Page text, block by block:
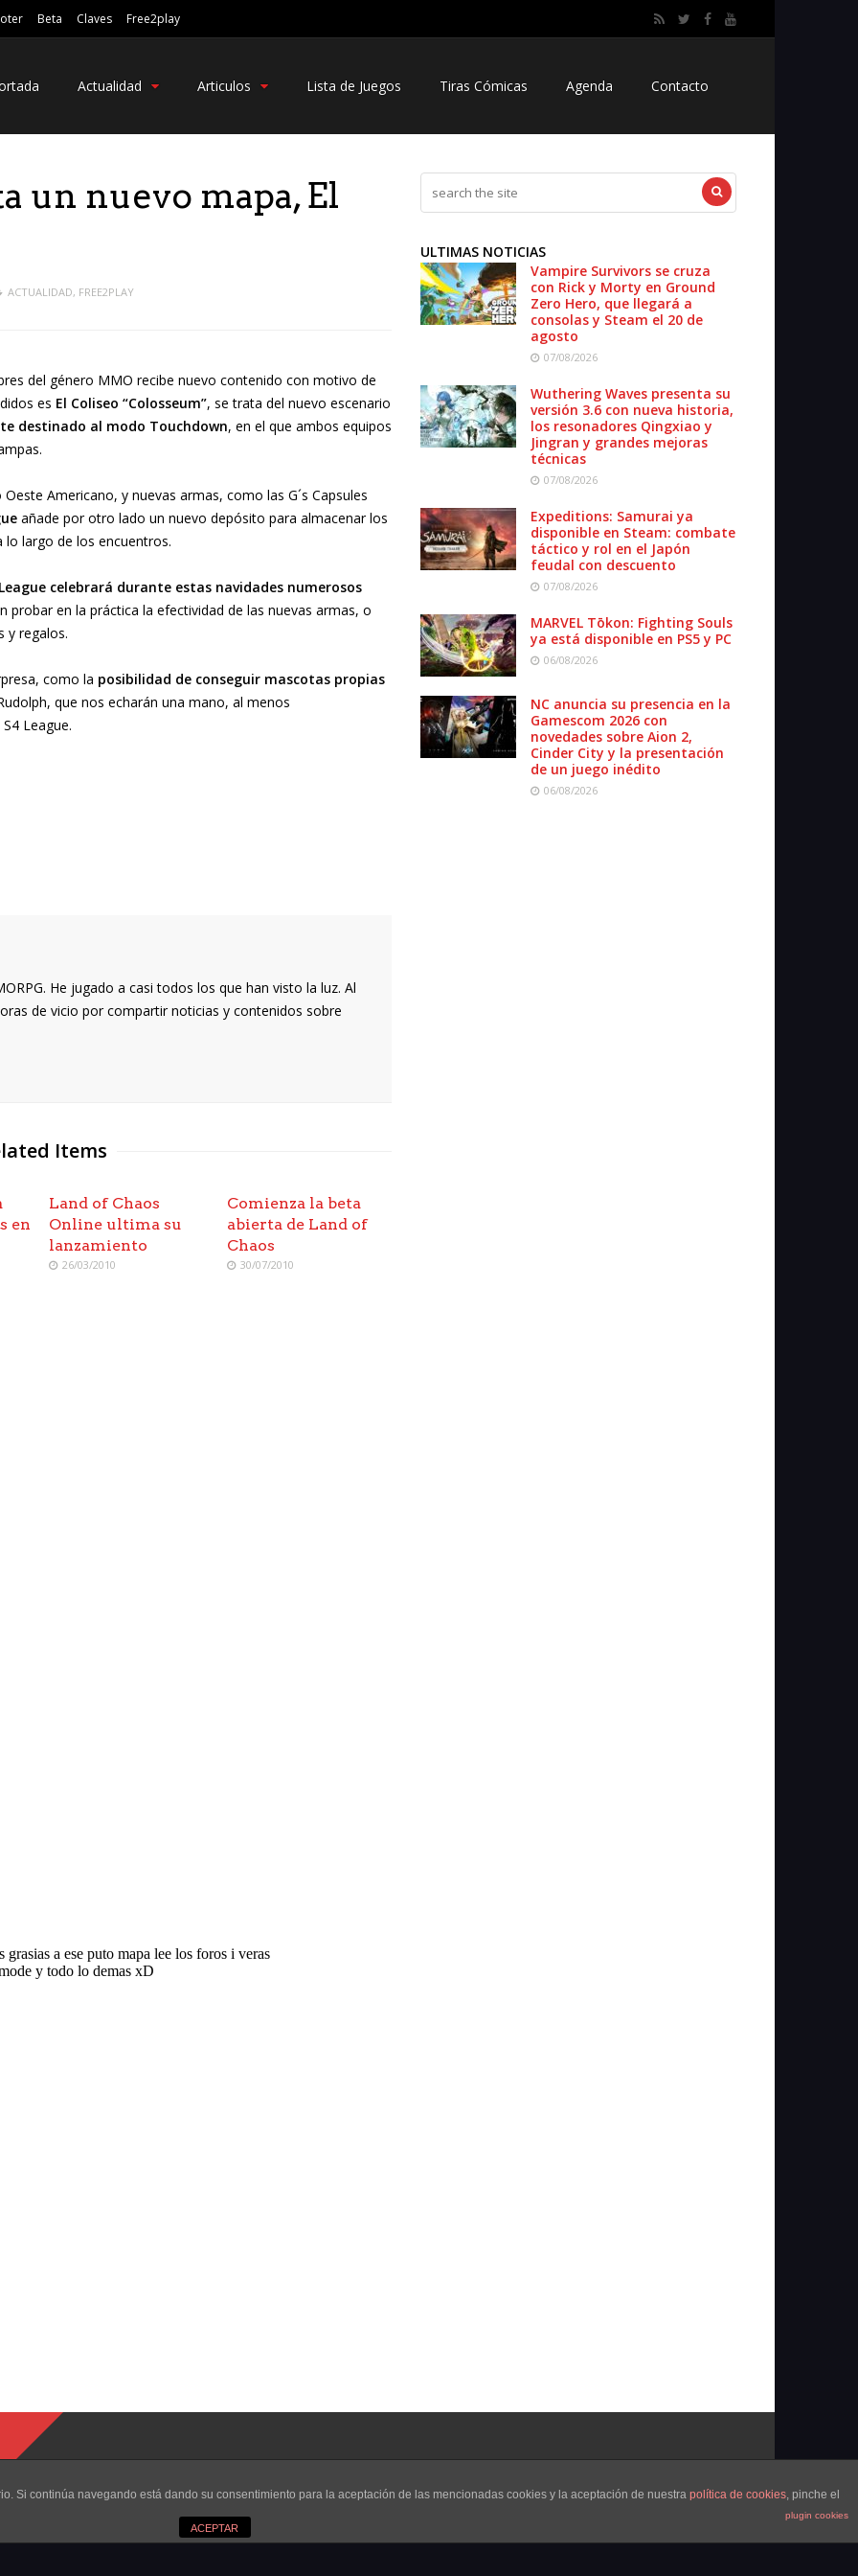
Beta Claves Free2play
Actualidad Articulos Lista de Juegos Tiras Cómicas Agenda Contacto
un nuevo mapa, El
ACTUALIDAD, FREE2PLAY
del género MMO recibe nuevo contenido con motivo de
es El Coliseo “Colosseum”, se trata del nuevo escenario
destinado al modo Touchdown, en el que ambos equipos
Americano, y nuevas armas, como las G´s Capsules
añade por otro lado un nuevo depósito para almacenar los
largo de los encuentros.
celebrará durante estas navidades numerosos
probar en la práctica la efectividad de las nuevas armas, o
y regalos.
como la posibilidad de conseguir mascotas propias
que nos echarán una mano, al menos
League.
He jugado a casi todos los que han visto la luz. Al
de vicio por compartir noticias y contenidos sobre
Items
en
Land of Chaos
Online ultima su
lanzamiento
26/03/2010
Comienza la beta
abierta de Land of
Chaos
30/07/2010
ULTIMAS NOTICIAS
Vampire Survivors se cruza
con Rick y Morty en Ground
Zero Hero, que llegará a
consolas y Steam el 20 de
agosto
07/08/2026
Wuthering Waves presenta su
versión 3.6 con nueva historia,
los resonadores Qingxiao y
Jingran y grandes mejoras
técnicas
07/08/2026
Expeditions: Samurai ya
disponible en Steam: combate
táctico y rol en el Japón
feudal con descuento
07/08/2026
MARVEL Tōkon: Fighting Souls
ya está disponible en PS5 y PC
06/08/2026
NC anuncia su presencia en la
Gamescom 2026 con
novedades sobre Aion 2,
Cinder City y la presentación
de un juego inédito
06/08/2026
Si continúa navegando está dando su consentimiento para la aceptación de las mencionadas cookies y la aceptación de nuestra política de cookies, pinche el
plugin cookies
ACEPTAR